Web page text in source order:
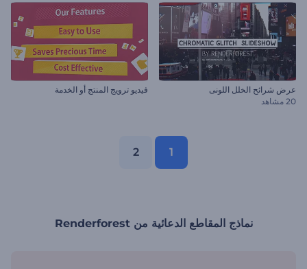
عرض شرائح الخلل اللونى
20 مشاهد
فيديو ترويج المنتج أو الخدمة
1
2
نماذج المقاطع الدعائية من Renderforest